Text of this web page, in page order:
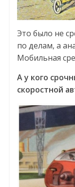
Это было не
по делам, а
Мобильная
А у кого
скоростной